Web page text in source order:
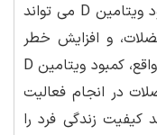
عصبی به ماهیچه ها نقش دارد. کمبود ویتامین D می تواند
و افزایش خطر
افتادن به ویژه در افراد مسن شود. در واقع، کمبود ویتامین D
در انجام فعالیت
کیفیت زندگی فرد را